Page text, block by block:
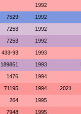
1992
7529 1992
7253 1992
7253 1992
433-93 1993
189851 1993
1476 1994
71195 1994 2021
264 1995
7948 1995